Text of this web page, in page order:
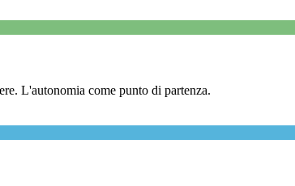
L'autonomia come punto di partenza.